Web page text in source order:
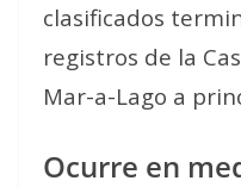
clasificados
registros de la
Mar-a-Lago a
Ocurre en